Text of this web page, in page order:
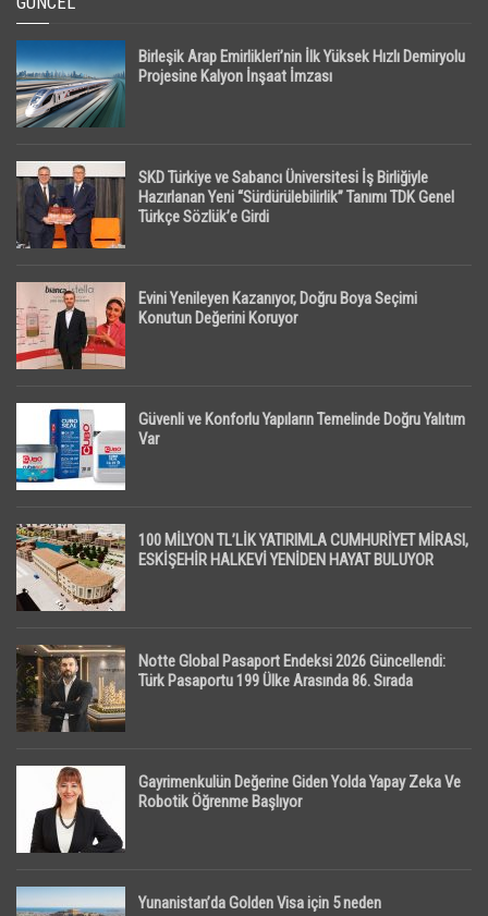
Birleşik Arap Emirlikleri’nin İlk Yüksek Hızlı Demiryolu
Projesine Kalyon İnşaat İmzası
SKD Türkiye ve Sabancı Üniversitesi İş Birliğiyle
Hazırlanan Yeni “Sürdürülebilirlik” Tanımı TDK Genel
Türkçe Sözlük’e Girdi
Evini Yenileyen Kazanıyor, Doğru Boya Seçimi
Konutun Değerini Koruyor
Güvenli ve Konforlu Yapıların Temelinde Doğru Yalıtım
Var
100 MİLYON TL’LİK YATIRIMLA CUMHURİYET MİRASI,
ESKİŞEHİR HALKEVİ YENİDEN HAYAT BULUYOR
Notte Global Pasaport Endeksi 2026 Güncellendi:
Türk Pasaportu 199 Ülke Arasında 86. Sırada
Gayrimenkulün Değerine Giden Yolda Yapay Zeka Ve
Robotik Öğrenme Başlıyor
Yunanistan’da Golden Visa için 5 neden